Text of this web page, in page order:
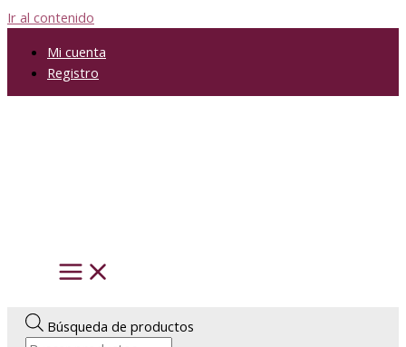
Ir al contenido
Mi cuenta
Registro
Búsqueda de productos